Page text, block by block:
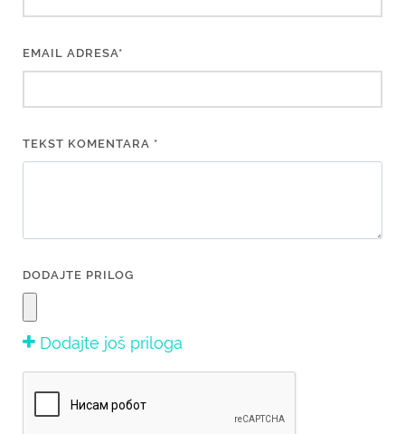
EMAIL ADRESA*
TEKST KOMENTARA *
DODAJTE PRILOG
Dodajte još priloga